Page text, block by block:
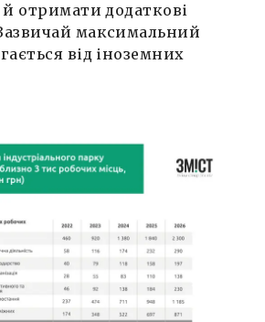
отримати додаткові
максимальний
від іноземних